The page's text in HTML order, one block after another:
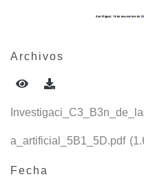
Archivos
a_artificial_5B1_5D.pdf
Fecha